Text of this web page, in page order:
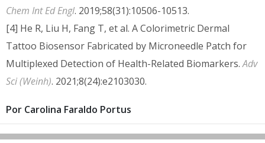
Chem Int Ed Engl. 2019;58(31):10506-10513.
[4] He R, Liu H, Fang T, et al. A Colorimetric Dermal
Tattoo Biosensor Fabricated by Microneedle Patch for
Multiplexed Detection of Health-Related Biomarkers.Adv
Sci (Weinh). 2021;8(24):e2103030.
Por Carolina Faraldo Portus